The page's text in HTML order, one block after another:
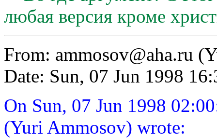
любая версия кроме
From: ammosov@aha.ru
Date: Sun, 07 Jun 1998
On Sun, 07 Jun 1998
(Yuri Ammosov) wrote: